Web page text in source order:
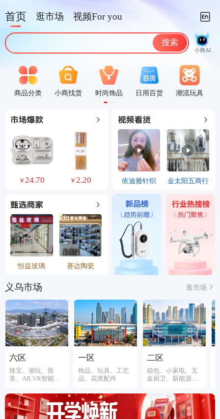
首页 逛市场 视频For you
搜索
小商AI
商品分类 小商找货 时尚饰品 日用百货 潮流玩具
￥10.06 ￥29.00 依迪雅针织 金太阳五商行
恒益玻璃 赛达陶瓷
义乌市场 逛市场
六区
珠宝、潮玩、医
美、AR.VR智能装
一区
饰品、玩具、工艺
品、花类配件
二区
箱包、小家电、五
金厨卫、新能源、